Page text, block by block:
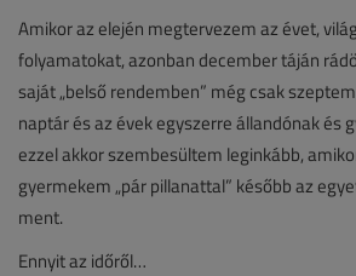
Amikor az elején megtervezem az évet,
folyamatokat, azonban december táján
saját „belső rendemben” még csak
naptár és az évek egyszerre állandónak és
ezzel akkor szembesültem leginkább,
gyermekem „pár pillanattal” később az
ment.
Ennyit az időről…